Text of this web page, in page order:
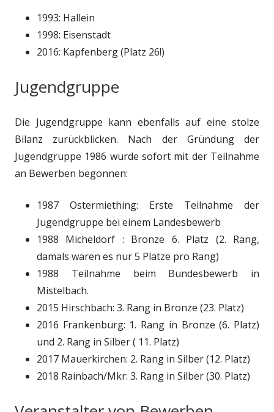
1993: Hallein
1998: Eisenstadt
2016: Kapfenberg (Platz 26!)
Jugendgruppe
Die Jugendgruppe kann ebenfalls auf eine stolze
Bilanz zurückblicken. Nach der Gründung der
Jugendgruppe 1986 wurde sofort mit der Teilnahme
an Bewerben begonnen:
1987 Ostermiething: Erste Teilnahme der
Jugendgruppe bei einem Landesbewerb
1988 Micheldorf : Bronze 6. Platz (2. Rang,
damals waren es nur 5 Plätze pro Rang)
1988 Teilnahme beim Bundesbewerb in
Mistelbach.
2015 Hirschbach: 3. Rang in Bronze (23. Platz)
2016 Frankenburg: 1. Rang in Bronze (6. Platz)
und 2. Rang in Silber ( 11. Platz)
2017 Mauerkirchen: 2. Rang in Silber (12. Platz)
2018 Rainbach/Mkr: 3. Rang in Silber (30. Platz)